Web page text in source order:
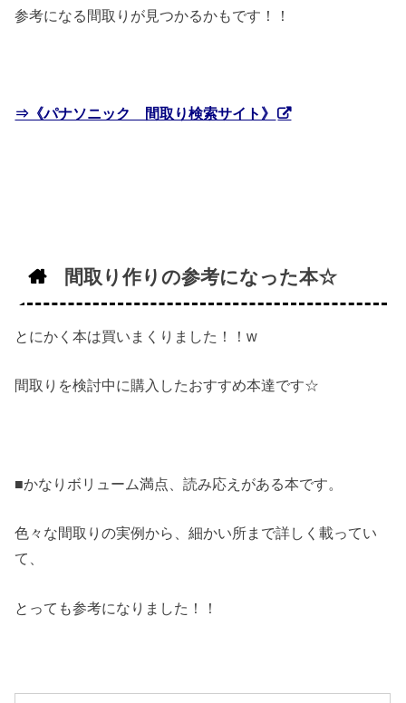
参考になる間取りが見つかるかもです！！
⇒《パナソニック 間取り検索サイト》
間取り作りの参考になった本☆
とにかく本は買いまくりました！！w
間取りを検討中に購入したおすすめ本達です☆
■かなりボリューム満点、読み応えがある本です。
色々な間取りの実例から、細かい所まで詳しく載ってい
て、
とっても参考になりました！！